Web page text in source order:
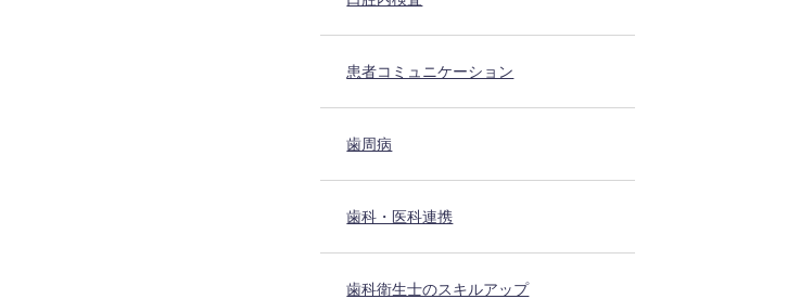
患者コミュニケーション
歯周病
歯科・医科連携
歯科衛生士のスキルアップ